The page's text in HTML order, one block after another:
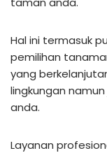
Hal ini termasuk
pemilihan
yang
lingkungan
anda.
Layanan